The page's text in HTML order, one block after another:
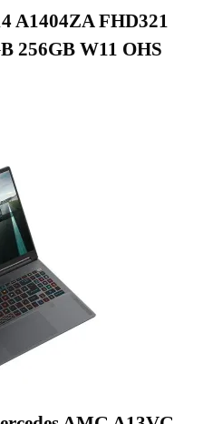
A1404ZA FHD321
256GB W11 OHS